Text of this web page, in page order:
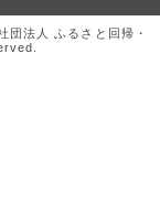
法人 ふるさと回帰・